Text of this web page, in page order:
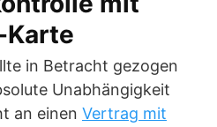
Karte
in Betracht gezogen
Unabhängigkeit
an einen Vertrag mit